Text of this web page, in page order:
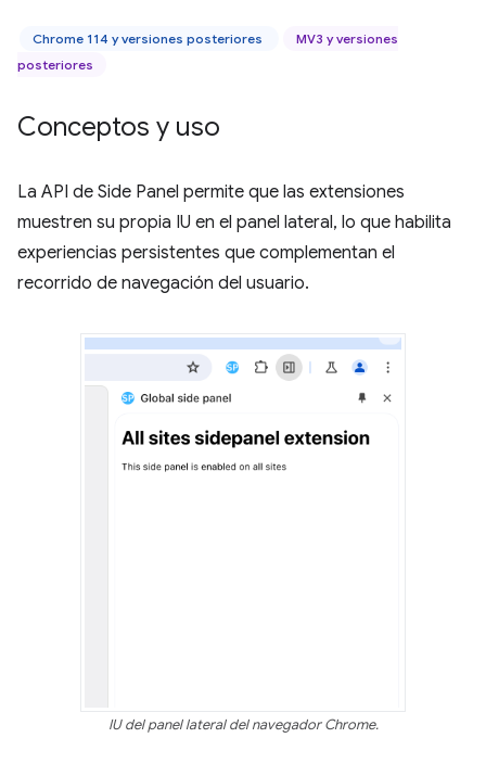
Chrome 114 y versiones posteriores
MV3 y versiones
posteriores
Conceptos y uso
La API de Side Panel permite que las extensiones
muestren su propia IU en el panel lateral, lo que habilita
experiencias persistentes que complementan el
recorrido de navegación del usuario.
IU del panel lateral del navegador Chrome.